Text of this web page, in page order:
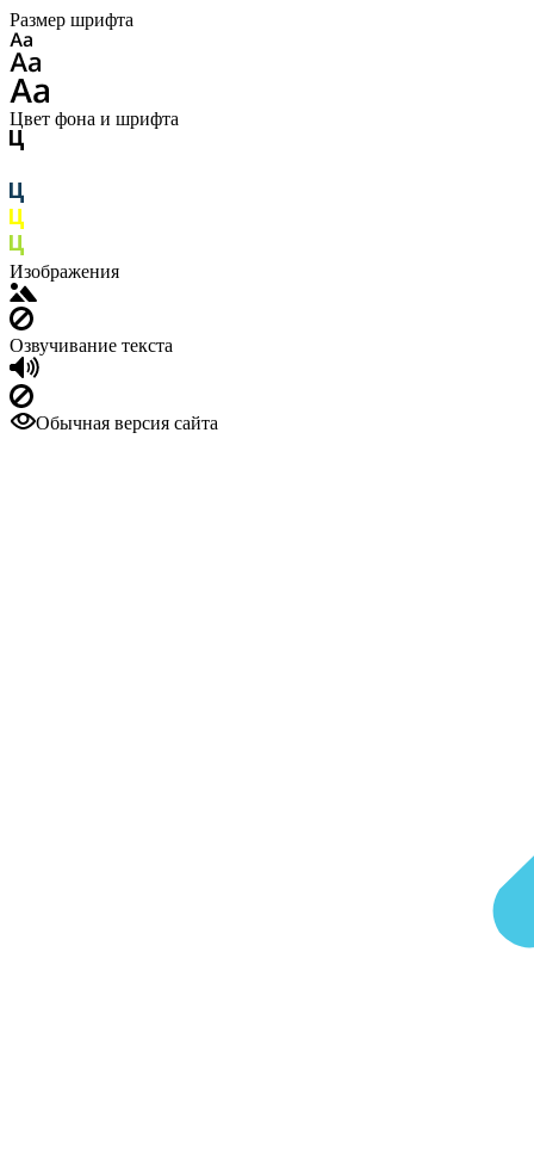
Размер шрифта
Цвет фона и шрифта
Изображения
Озвучивание текста
Обычная версия сайта